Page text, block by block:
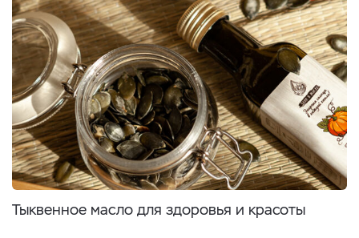
Тыквенное масло для здоровья и красоты